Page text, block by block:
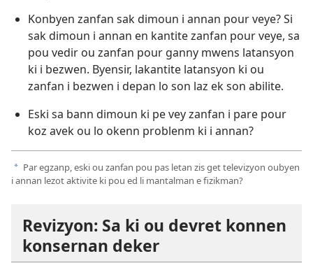
Konbyen zanfan sak dimoun i annan pour veye? Si
sak dimoun i annan en kantite zanfan pour veye, sa
pou vedir ou zanfan pour ganny mwens latansyon
ki i bezwen. Byensir, lakantite latansyon ki ou
zanfan i bezwen i depan lo son laz ek son abilite.
Eski sa bann dimoun ki pe vey zanfan i pare pour
koz avek ou lo okenn problenm ki i annan?
a Par egzanp, eski ou zanfan pou pas letan zis get televizyon oubyen
i annan lezot aktivite ki pou ed li mantalman e fizikman?
Revizyon: Sa ki ou devret konnen
konsernan deker